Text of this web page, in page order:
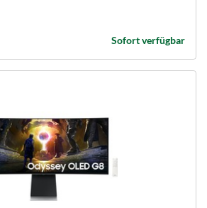
Sofort verfügbar